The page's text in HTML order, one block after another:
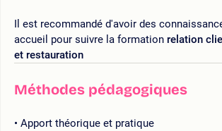
Il est recommandé d'avoir des
accueil pour suivre la formation relation
et restauration
Méthodes pédagogiques
Apport théorique et pratique